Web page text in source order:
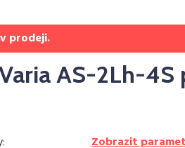
prodeji.
AS-2Lh-
Zobrazit